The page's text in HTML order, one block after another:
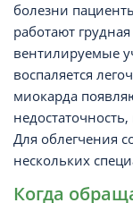
болезни
работают
вентилируемые
воспаляется
миокарда
Для облегчения
нескольких
Когда